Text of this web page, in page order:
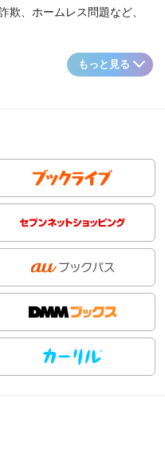
欺、ホームレス問題など、
もっと見る